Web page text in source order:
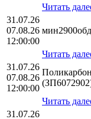
Читать
31.07.26
07.08.26
12:00:00
Читать
31.07.26
07.08.26
12:00:00
Читать
31.07.26